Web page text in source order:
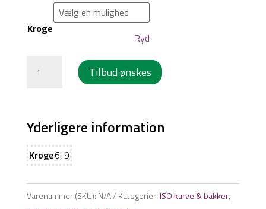
Kroge
Ryd
Kateterudtræk
ophæng
Tilbud ønskes
Yderligere information
Kroge6, 9
Varenummer (SKU): N/A Kategorier:ISO kurve & bakker,